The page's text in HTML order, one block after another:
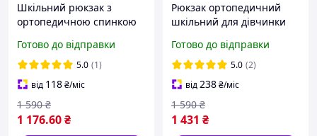
Шкільний рюкзак з
ортопедичною спинкою
Standard 38х30х18 см з
Котиком в 1 клас (150-31)
Готово до відправки
5.0 (1)
від 118₴/міс
1 176.60₴
1 590 ₴
Рюкзак ортопедичний
шкільний для дівчинки
см для з Котом
першокласниць (150-50)
Готово до відправки
5.0 (2)
від238₴/міс
1 431 ₴
1 590 ₴